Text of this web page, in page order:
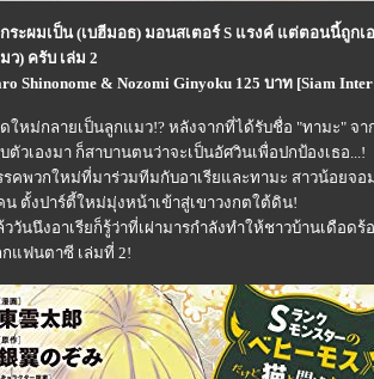
ระผมเป็น (เบฮีมอธ) มอนสเตอร์ S แรงค์ แต่ตอนนี้ถูกเ
ว) ครับ เล่ม 2
Shinonome & Nozomi Ginyoku 125 บาท [Siam
ดใหม่กลายเป็นลูกแมว!? หลังจากที่ได้รับชื่อ "ทามะ" จา
บตัวเองมา ก็สาบานตนว่าจะเป็นอัศวินเพื่อปกป้องเธอ...!
รคพวกใหม่ที่มาร่วมทีมกับอาเรียและทามะ สาวน้อยจอ
ตั้งปาร์ตี้ใหม่มุ่งหน้าเข้าสู่เขาวงกตใต้ดิน!
วันนึงอาเรียก็รู้ว่าที่เผ่ามารกำลังทำให้ชาวบ้านเดือดร้
แฟนตาซี เล่มที่ 2!